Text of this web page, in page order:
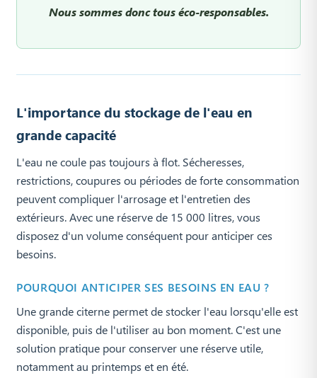
Nous sommes donc tous éco-responsables.
L'importance du stockage de l'eau en
grande capacité
L'eau ne coule pas toujours à flot. Sécheresses,
restrictions, coupures ou périodes de forte consommation
peuvent compliquer l'arrosage et l'entretien des
extérieurs. Avec une réserve de 15 000 litres, vous
disposez d'un volume conséquent pour anticiper ces
besoins.
POURQUOI ANTICIPER SES BESOINS EN EAU ?
Une grande citerne permet de stocker l'eau lorsqu'elle est
disponible, puis de l'utiliser au bon moment. C'est une
solution pratique pour conserver une réserve utile,
notamment au printemps et en été.